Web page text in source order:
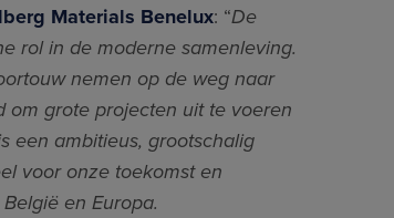
Materials Benelux: “De
rol in de moderne samenleving.
nemen op de weg naar
grote projecten uit te voeren
een ambitieus, grootschalig
voor onze toekomst en
en Europa.